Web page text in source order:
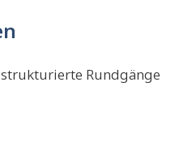
Rundgänge